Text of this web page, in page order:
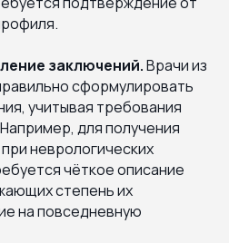
заключений.Врачи из
сформулировать
учитывая требования
для получения
неврологических
чёткое описание
степень их
на повседневную